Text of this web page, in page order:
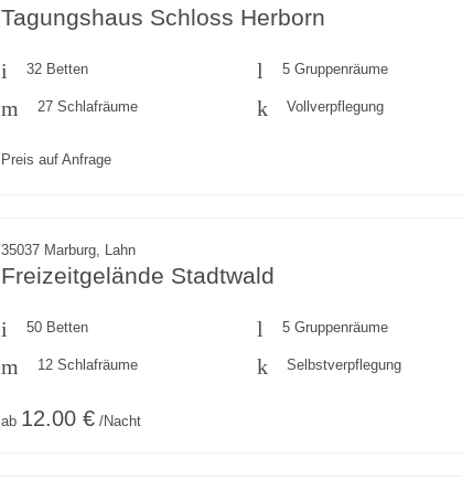
Tagungshaus Schloss Herborn
32 Betten 5 Gruppenräume
27 Schlafräume Vollverpflegung
Preis auf Anfrage
35037 Marburg, Lahn
Freizeitgelände Stadtwald
50 Betten 5 Gruppenräume
12 Schlafräume Selbstverpflegung
ab 12.00 € /Nacht